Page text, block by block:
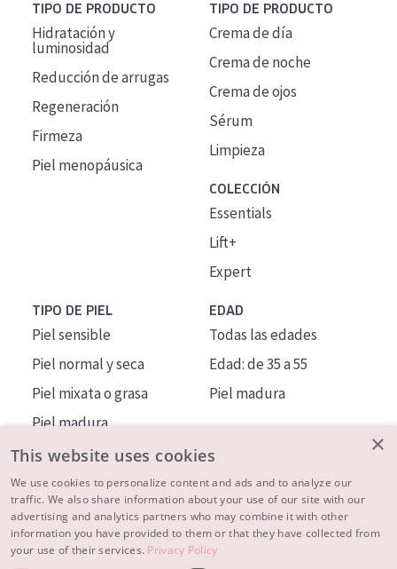
TIPO DE PRODUCTO
Hidratación y
luminosidad
Reducción de arrugas
Regeneración
Firmeza
Piel menopáusica
TIPO DE PRODUCTO
Crema de día
Crema de noche
Crema de ojos
Sérum
Limpieza
COLECCIÓN
Essentials
Lift+
Expert
TIPO DE PIEL
Piel sensible
Piel normal y seca
Piel mixata o grasa
Piel madura
Piel expuesta al sol
Piel menopáusica
EDAD
Todas las edades
Edad: de 35 a 55
Piel madura
MÁS SOBRE NOSOTROS
INSPIRACIÓN
×
This website uses cookies
We use cookies to personalize content and ads and to analyze our
traffic. We also share information about your use of our site with our
advertising and analytics partners who may combine it with other
information you have provided to them or that they have collected from
your use of their services. Privacy Policy